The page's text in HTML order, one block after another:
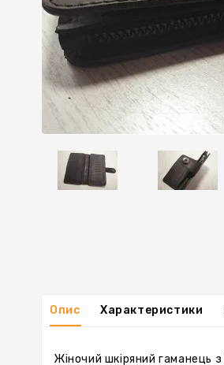
Опис Характеристики
Жіночий шкіряний гаманець